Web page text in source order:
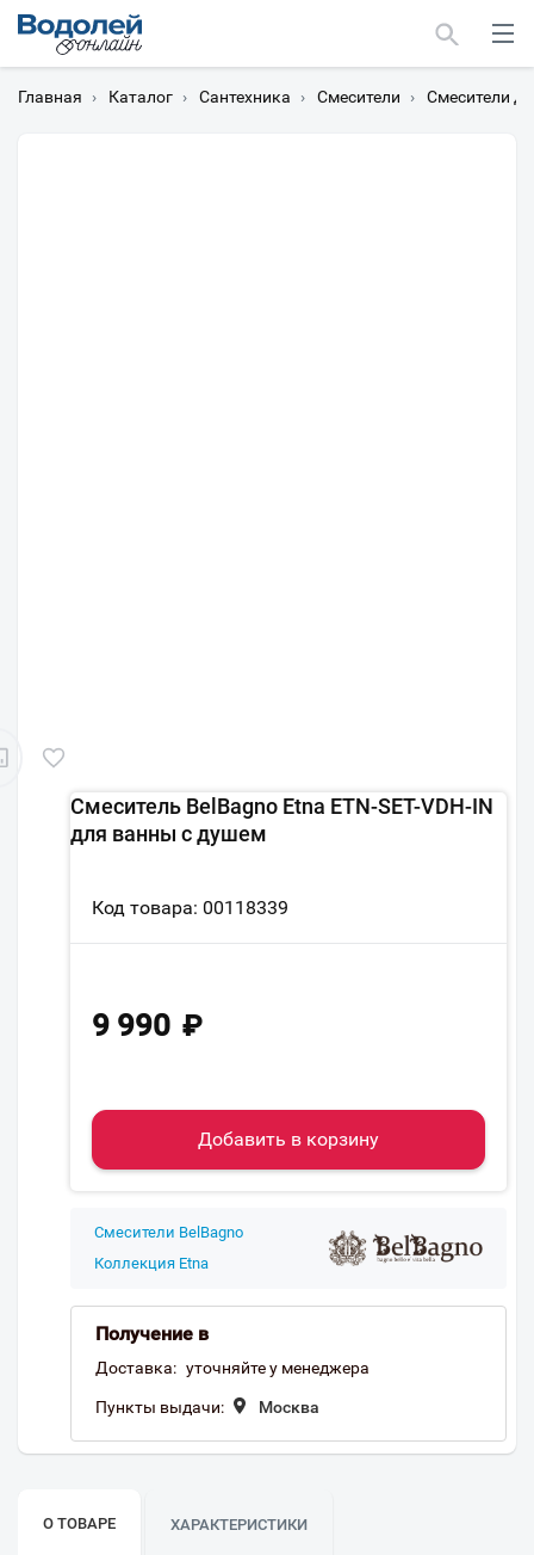
Главная › Каталог › Сантехника › Смесители › Смесители
Смеситель BelBagno Etna ETN-SET-VDH-IN
для ванны с душем
Код товара: 00118339
9 990 ₽
Добавить в корзину
Смесители BelBagno
Коллекция Etna
Получение в
Доставка: уточняйте у менеджера
Пункты выдачи: Москва
О ТОВАРЕ ХАРАКТЕРИСТИКИ